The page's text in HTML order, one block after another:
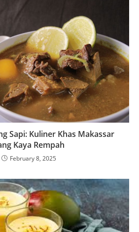
Sapi: Kuliner Khas Makassar
Kaya Rempah
February 8, 2025